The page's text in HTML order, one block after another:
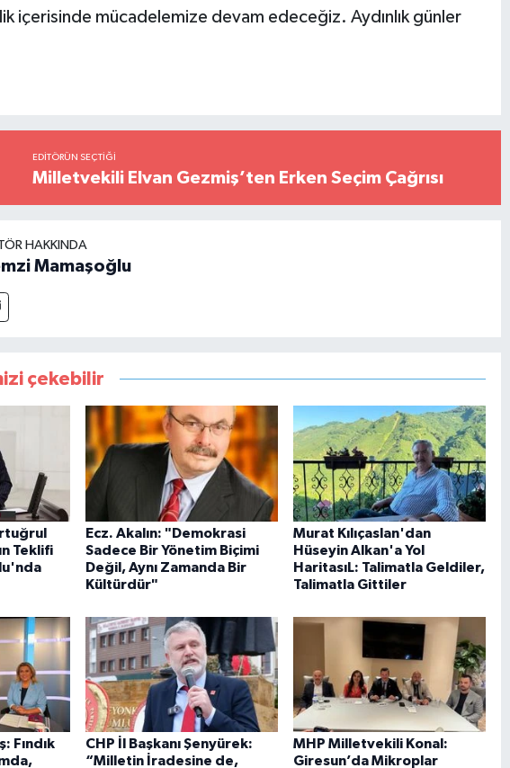
içerisinde mücadelemize devam edeceğiz. Aydınlık günler
EDITÖRÜN SEÇTIĞI
Milletvekili Elvan Gezmiş’ten Erken Seçim Çağrısı
HAKKINDA
Mamaşoğlu
çekebilir
Teklifi
Ecz. Akalın: "Demokrasi
Sadece Bir Yönetim Biçimi
Değil, Aynı Zamanda Bir
Kültürdür"
Murat Kılıçaslan'dan
Hüseyin Alkan'a Yol
HaritasıL: Talimatla Geldiler,
Talimatla Gittiler
Fındık
CHP İl Başkanı Şenyürek:
“Milletin İradesine de,
MHP Milletvekili Konal:
Giresun’da Mikroplar